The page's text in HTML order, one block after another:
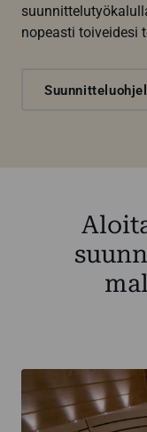
nopeasti toiveidesi